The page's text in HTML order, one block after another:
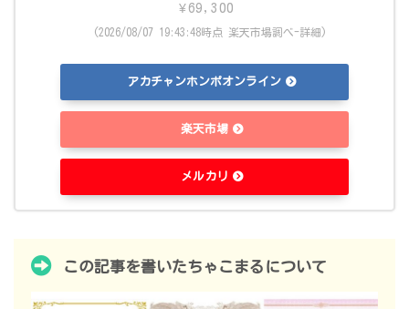
¥69,300
(2026/08/07 19:43:48時点 楽天市場調べ-詳細)
アカチャンホンポオンライン
楽天市場
メルカリ
この記事を書いたちゃこまるについて